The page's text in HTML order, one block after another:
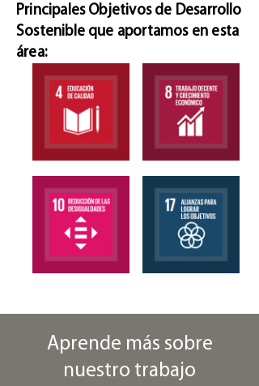
Principales Objetivos de Desarrollo
Sostenible que aportamos en esta
área:
Aprende más sobre
nuestro trabajo